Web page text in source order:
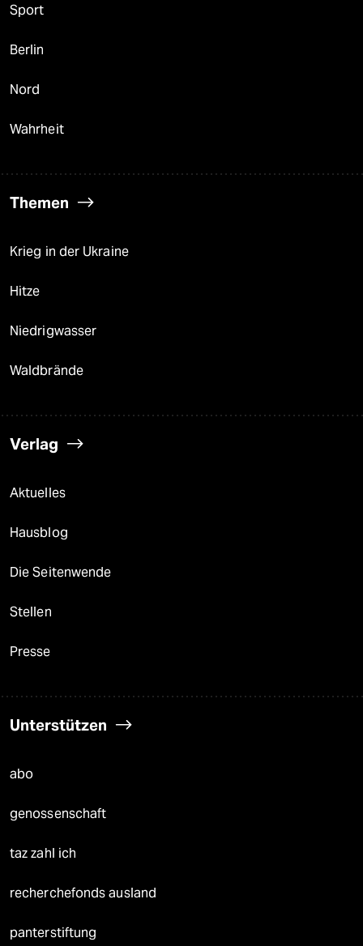
Sport
Berlin
Nord
Wahrheit
Themen
Krieg in der Ukraine
Hitze
Niedrigwasser
Waldbrände
Verlag
Aktuelles
Hausblog
Die Seitenwende
Stellen
Presse
Unterstützen
abo
genossenschaft
taz zahl ich
recherchefonds ausland
panterstiftung